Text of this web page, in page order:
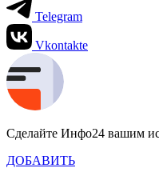
Telegram
Vkontakte
Сделайте Инфо24 вашим
ДОБАВИТЬ